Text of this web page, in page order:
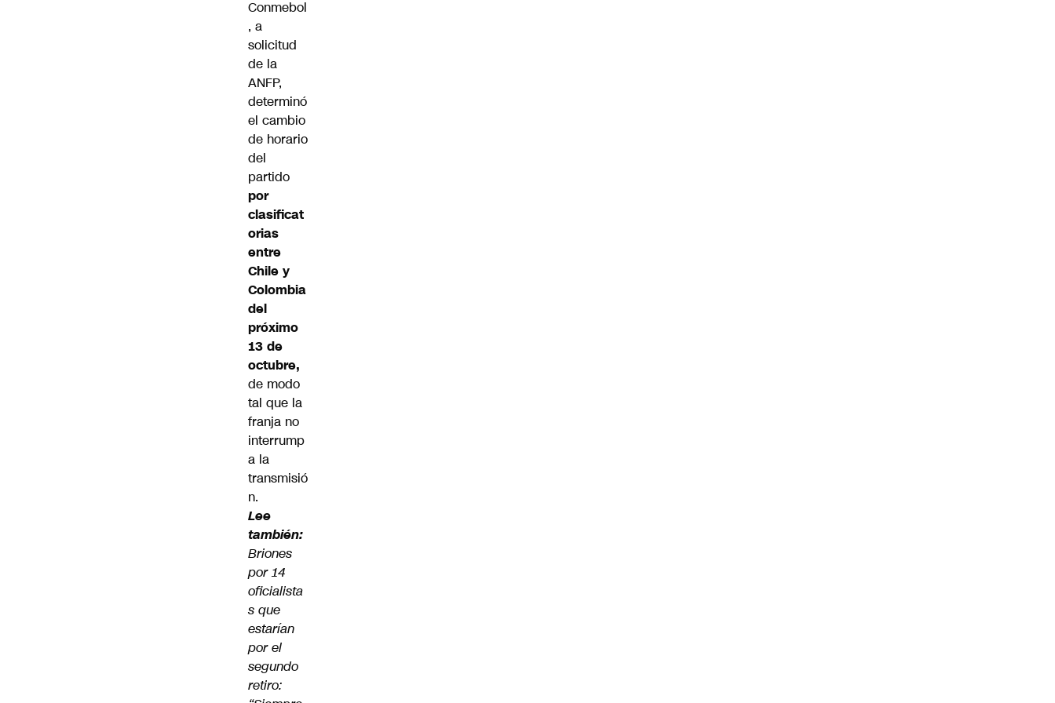
Conmebol
, a
solicitud
de la
ANFP,
determinó
el cambio
de horario
del
partido
por
clasificat
orias
entre
Chile y
Colombia
del
próximo
13 de
octubre,
de modo
tal que la
franja no
interrump
a la
transmisió
n.
Lee
también:
Briones
por 14
oficialista
s que
estarían
por el
segundo
retiro: